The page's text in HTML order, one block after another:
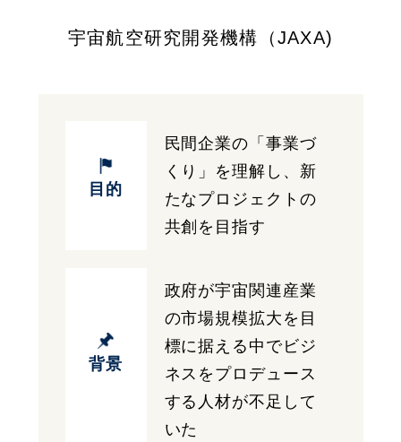
宇宙航空研究開発機構（JAXA)
目的
民間企業の「事業づ
くり」を理解し、新
たなプロジェクトの
共創を目指す
背景
政府が宇宙関連産業
の市場規模拡大を目
標に据える中でビジ
ネスをプロデュース
する人材が不足して
いた